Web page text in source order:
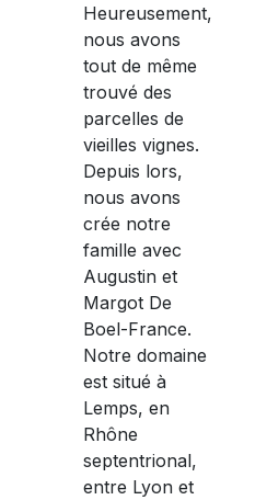
Heureusement,
nous avons
tout de même
trouvé des
parcelles de
vieilles vignes.
Depuis lors,
nous avons
crée notre
famille avec
Augustin et
Margot De
Boel-France.
Notre domaine
est situé à
Lemps, en
Rhône
septentrional,
entre Lyon et